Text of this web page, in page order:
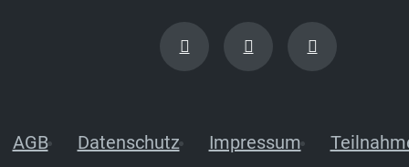
AGB Datenschutz Impressum